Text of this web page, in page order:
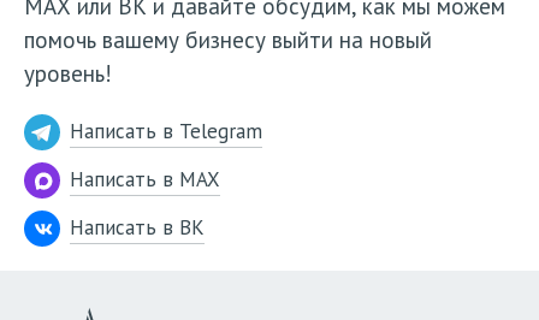
МАХ или ВК и давайте обсудим, как мы можем
помочь вашему бизнесу выйти на новый
уровень!
Написать в Telegram
Написать в MAX
Написать в ВК